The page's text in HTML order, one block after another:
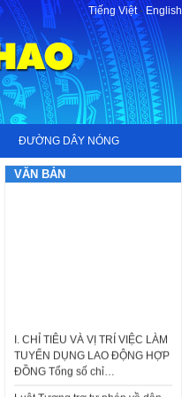
Tiếng Việt-English
ĐƯỜNG DÂY NÓNG
VĂN BẢN
TUYỂN DỤNG LAO ĐỘNG HỢP
ĐỒNG Tổng số chỉ…